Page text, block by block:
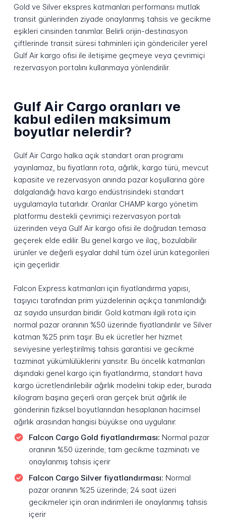
Gold ve Silver ekspres katmanları performansı mutlak
transit günlerinden ziyade onaylanmış tahsis ve gecikme
eşikleri cinsinden tanımlar. Belirli orijin-destinasyon
çiftlerinde transit süresi tahminleri için göndericiler yerel
Gulf Air kargo ofisi ile iletişime geçmeye veya çevrimiçi
rezervasyon portalını kullanmaya yönlendirilir.
Gulf Air Cargo oranları ve
kabul edilen maksimum
boyutlar nelerdir?
Gulf Air Cargo halka açık standart oran programı
yayınlamaz, bu fiyatların rota, ağırlık, kargo türü, mevcut
kapasite ve rezervasyon anında pazar koşullarına göre
dalgalandığı hava kargo endüstrisindeki standart
uygulamayla tutarlıdır. Oranlar CHAMP kargo yönetim
platformu destekli çevrimiçi rezervasyon portalı
üzerinden veya Gulf Air kargo ofisi ile doğrudan temasa
geçerek elde edilir. Bu genel kargo ve ilaç, bozulabilir
ürünler ve değerli eşyalar dahil tüm özel ürün kategorileri
için geçerlidir.
Falcon Express katmanları için fiyatlandırma yapısı,
taşıyıcı tarafından prim yüzdelerinin açıkça tanımlandığı
az sayıda unsurdan biridir. Gold katmanı ilgili rota için
normal pazar oranının %50 üzerinde fiyatlandırılır ve Silver
katman %25 prim taşır. Bu ek ücretler her hizmet
seviyesine yerleştirilmiş tahsis garantisi ve gecikme
tazminat yükümlülüklerini yansıtır. Bu öncelik katmanları
dışındaki genel kargo için fiyatlandırma, standart hava
kargo ücretlendirilebilir ağırlık modelini takip eder, burada
kilogram başına geçerli oran gerçek brüt ağırlık ile
gönderinin fiziksel boyutlarından hesaplanan hacimsel
ağırlık arasından hangisi büyükse ona uygulanır.
Falcon Cargo Gold fiyatlandırması: Normal pazar
oranının %50 üzerinde; tam gecikme tazminatı ve
onaylanmış tahsis içerir
Falcon Cargo Silver fiyatlandırması: Normal
pazar oranının %25 üzerinde; 24 saat üzeri
gecikmeler için oran indirimleri ile onaylanmış tahsis
içerir